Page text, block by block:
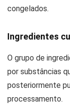
congelados.
Ingredientes
O grupo de
por substâncias
posteriormente
processamento.